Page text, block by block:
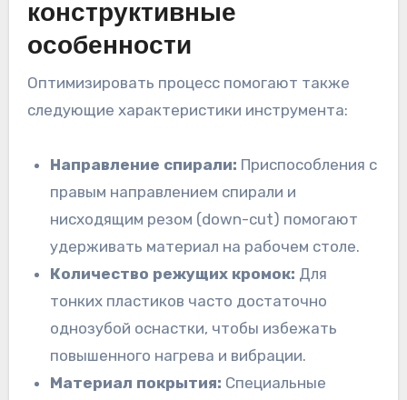
конструктивные
особенности
Оптимизировать процесс помогают также
следующие характеристики инструмента:
Направление спирали: Приспособления с
правым направлением спирали и
нисходящим резом (down-cut) помогают
удерживать материал на рабочем столе.
Количество режущих кромок: Для
тонких пластиков часто достаточно
однозубой оснастки, чтобы избежать
повышенного нагрева и вибрации.
Материал покрытия: Специальные